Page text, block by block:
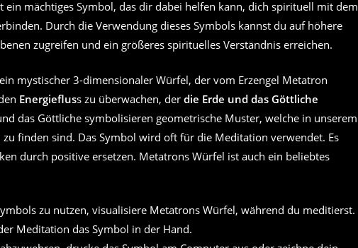
ein mächtiges Symbol, das dir dabei helfen kann, dich spirituell mit dem
Durch die Verwendung dieses Symbols kannst du auf höhere
zugreifen und ein größeres spirituelles Verständnis erreichen.
mystischer 3-dimensionaler Würfel, der vom Erzengel Metatron
Energiefluss zu überwachen, der die Erde und das Göttliche
das Göttliche symbolisieren geometrische Muster, welche in unserem
zu finden sind. Das Symbol wird oft für die Meditation verwendet. Es
durch positive ersetzen. Metatrons Würfel ist auch ein beliebtes
zu nutzen, visualisiere Metatrons Würfel, während du meditierst.
Meditation das Symbol in der Hand.